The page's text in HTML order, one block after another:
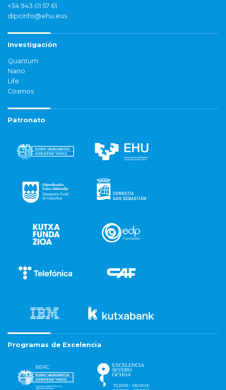
+34 943 01 57 61
dipcinfo@ehu.eus
Investigación
Quantum
Nano
Life
Cosmos
Patronato
Programas de Excelencia